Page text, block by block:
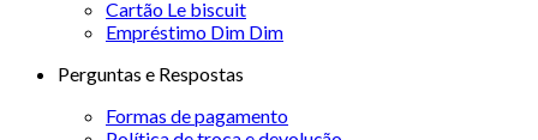
Cartão Le biscuit
Empréstimo Dim Dim
Perguntas e Respostas
Formas de pagamento